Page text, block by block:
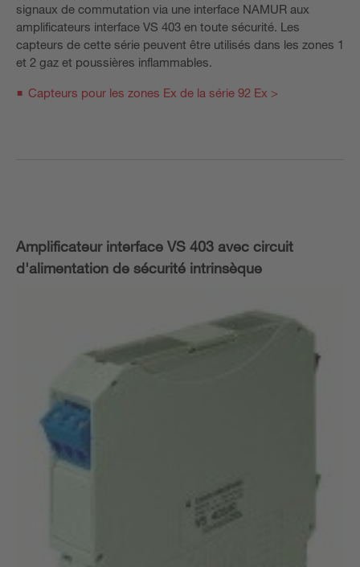
signaux de commutation via une interface NAMUR aux
amplificateurs interface VS 403 en toute sécurité. Les
capteurs de cette série peuvent être utilisés dans les zones 1
et 2 gaz et poussières inflammables.
Capteurs pour les zones Ex de la série 92 Ex >
Amplificateur interface VS 403 avec circuit
d'alimentation de sécurité intrinsèque